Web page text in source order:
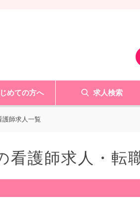
めての方へ 求人検索
師求人一覧
看護師求人・転